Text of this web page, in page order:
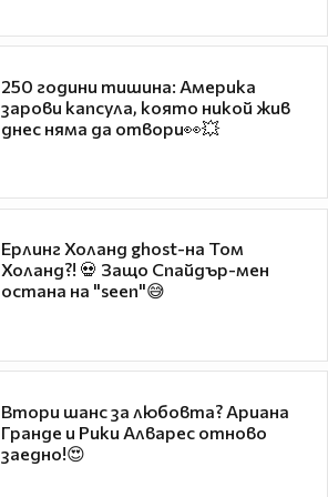
250 години тишина: Америка
зарови капсула, която никой жив
днес няма да отвори👀💥
Ерлинг Холанд ghost-на Том
Холанд?! 💀 Защо Спайдър-мен
остана на "seen"😅
Втори шанс за любовта? Ариана
Гранде и Рики Алварес отново
заедно!😍